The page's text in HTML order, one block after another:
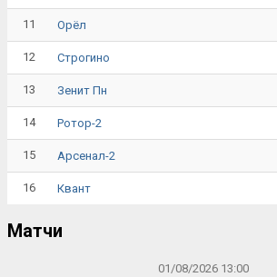
11 Орёл
12 Строгино
13 Зенит Пн
14 Ротор-2
15 Арсенал-2
16 Квант
Матчи
01/08/2026 13:00